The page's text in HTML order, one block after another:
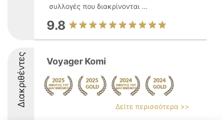
συλλογές που διακρίνονται ...
9.8
Διακριθέντες Voyager Komi
Δείτε περισσότερα >>